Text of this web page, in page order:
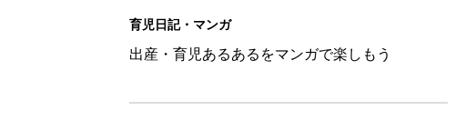
育児日記・マンガ
出産・育児あるあるをマンガで楽しもう